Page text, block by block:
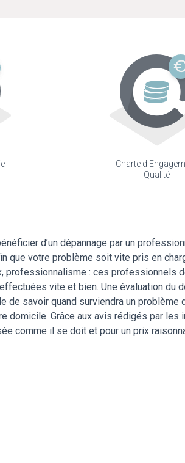
Charte
Qualité
d’un dépannage par un
que votre problème soit vite pris en
professionnalisme : ces professionnels
vite et bien. Une évaluation du
savoir quand surviendra un
domicile. Grâce aux avis rédigés par les
comme il se doit et pour un prix